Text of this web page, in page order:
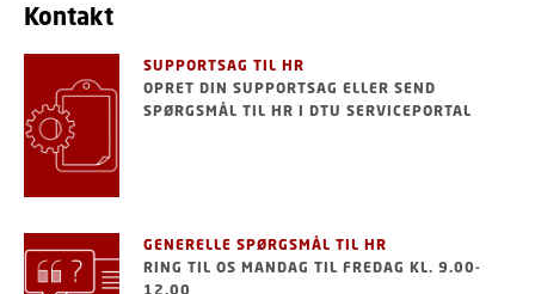
Kontakt
SUPPORTSAG TIL HR
OPRET DIN SUPPORTSAG ELLER SEND
SPØRGSMÅL TIL HR I DTU SERVICEPORTAL
GENERELLE SPØRGSMÅL TIL HR
RING TIL OS MANDAG TIL FREDAG KL. 9.00-
12.00